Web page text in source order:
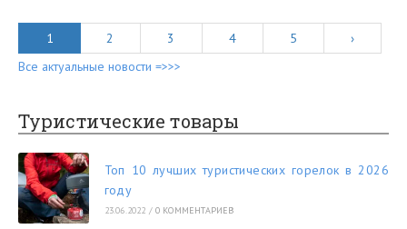
1 2 3 4 5
›
Все актуальные новости =>>>
Туристические товары
Топ 10 лучших туристических горелок в 2026
году
23.06.2022 / 0 КОММЕНТАРИЕВ